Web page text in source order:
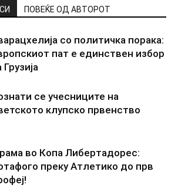
ПОВЕЌЕ ОД АВТОРОТ
со политичка порака:
пат е единствен избор
Грузија
се учесниците на
клупско првенство
во Копа Либертадорес:
преку Атлетико до прв